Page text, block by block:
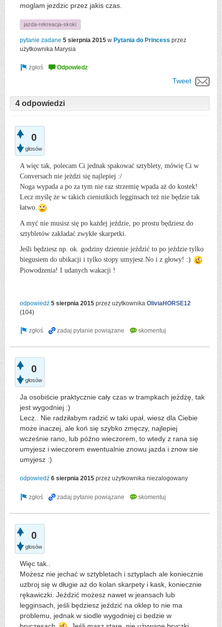
moglam jezdzic przez jakis czas.
jazda-rekreacja-skoki
pytanie zadane 5 sierpnia 2015 w Pytania do Princess przez
użytkownika Marysia
Tweet
4 odpowiedzi
0
głosów
A więc tak, polecam Ci jednak spakować sztyblety, mówię Ci w
Conversach nie jeżdzi się najlepiej :/
Noga wypada a po za tym nie raz strzemię wpada aż do kostek!
Lecz myślę że w takich cieniutkich legginsach też nie będzie tak
łatwo.
A myć nie musisz się po każdej jeździe, po prostu będziesz do
sztybletów zakładać zwykłe skarpetki.
Jeśli będziesz np. ok. godziny dziennie jeździć to po jeździe tylko
biegusiem do ubikacji i tylko stopy umyjesz.No i z głowy! :)
Piowodzenia! I udanych wakacji !
odpowiedź 5 sierpnia 2015 przez użytkownika OliviaHORSE12
(104)
0
głosów
Ja osobiście praktycznie cały czas w trampkach jeżdżę, tak
jest wygodniej :)
Lecz.. Nie radziłabym radzić w taki upał, wiesz dla Ciebie
może inaczej, ale koń się szybko zmęczy, najlepiej
wcześnie rano, lub późno wieczorem, to wtedy z rana się
umyjesz i wieczorem ewentualnie znowu jazda i znow sie
umyjesz :)
odpowiedź 6 sierpnia 2015 przez użytkownika niezalogowany
0
głosów
Więc tak..
Możesz nie jechać w sztybletach i sztyplach ale koniecznie
uzbroj się w długie aż do kolan skarpety i kask, koniecznie
rękawiczki. Jeździć możesz nawet w jeansach lub
legginsach, jeśli będziesz jeździć na oklep to nie ma
problemu, jednak w siodle wygodniej ci bedzie w